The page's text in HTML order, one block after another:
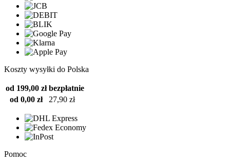
Koszty wysyłki do Polska
od 199,00 zł bezpłatnie
od 0,00 zł
27,90 zł
Pomoc